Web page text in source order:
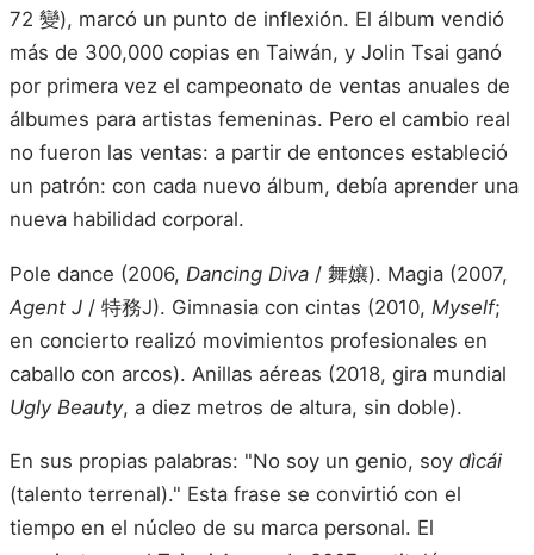
72 變), marcó un punto de inflexión. El álbum vendió
más de 300,000 copias en Taiwán, y Jolin Tsai ganó
por primera vez el campeonato de ventas anuales de
álbumes para artistas femeninas. Pero el cambio real
no fueron las ventas: a partir de entonces estableció
un patrón: con cada nuevo álbum, debía aprender una
nueva habilidad corporal.
Pole dance (2006, Dancing Diva / 舞孃). Magia (2007,
Agent J / 特務J). Gimnasia con cintas (2010, Myself;
en concierto realizó movimientos profesionales en
caballo con arcos). Anillas aéreas (2018, gira mundial
Ugly Beauty, a diez metros de altura, sin doble).
En sus propias palabras: "No soy un genio, soy dìcái
(talento terrenal)." Esta frase se convirtió con el
tiempo en el núcleo de su marca personal. El